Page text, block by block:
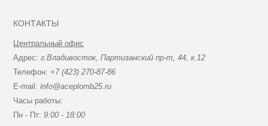
КОНТАКТЫ
Центральный офис
Адрес:г.Владивосток, Партизанский пр-т, 44, к.12
Телефон: +7 (423) 270-87-86
E-mail:info@aceplomb25.ru
Часы работы:
Пн - Пт:9:00 - 18:00